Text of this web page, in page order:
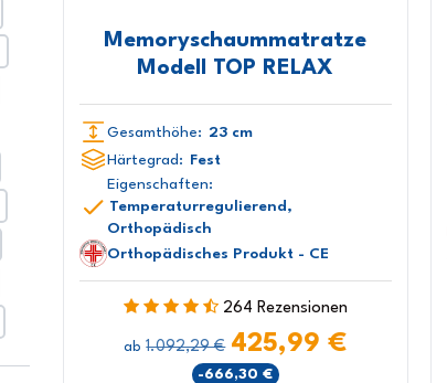
Memoryschaummatratze
Modell TOP RELAX
Gesamthöhe: 23 cm
Härtegrad: Fest
Eigenschaften:
Temperaturregulierend,
Orthopädisch
Orthopädisches Produkt - CE
264 Rezensionen
ab 1.092,29 € 425,99 €
-666,30 €